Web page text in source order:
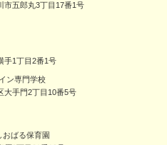
五郎丸3丁目17番1号
1丁目2番1号
ン専門学校
手門2丁目10番5号
ばる保育園